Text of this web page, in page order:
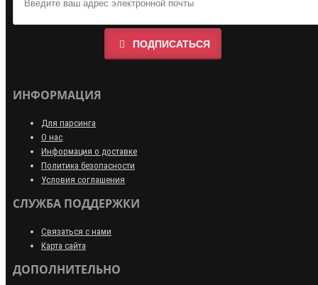
ПОДПИСАТЬСЯ
ИНФОРМАЦИЯ
Для парсинга
О нас
Информация о доставке
Политика безопасности
Условия соглашения
СЛУЖБА ПОДДЕРЖКИ
Связаться с нами
Карта сайта
ДОПОЛНИТЕЛЬНО